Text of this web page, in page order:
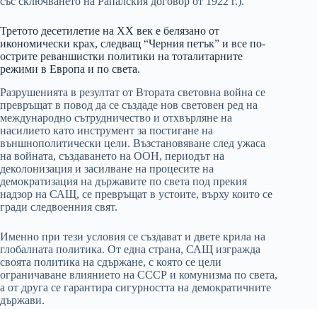
Третото десетилетие на XX век е белязано от
икономически крах, следващ “Черния петък” и все по-
острите реваншистки политики на тоталитарните
режими в Европа и по света.
Разрушенията в резултат от Втората световна война се
превръщат в повод да се създаде нов световен ред на
международно сътрудничество и отхвърляне на
насилието като инструмент за постигане на
външнополитически цели. Възстановяване след ужаса
на войната, създаването на ООН, периодът на
деколонизация и засилване на процесите на
демократизация на държавите по света под прекия
надзор на САЩ, се превръщат в устоите, върху които се
гради следвоенния свят.
Именно при тези условия се създават и двете крила на
глобалната политика. От една страна, САЩ изгражда
своята политика на сдържане, с която се цели
ограничаване влиянието на СССР и комунизма по света,
а от друга се гарантира сигурността на демократичните
държави.